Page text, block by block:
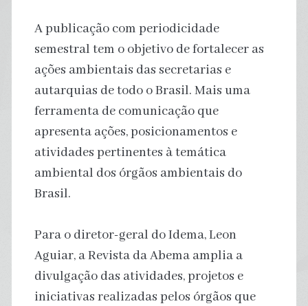
A publicação com periodicidade
semestral tem o objetivo de fortalecer as
ações ambientais das secretarias e
autarquias de todo o Brasil. Mais uma
ferramenta de comunicação que
apresenta ações, posicionamentos e
atividades pertinentes à temática
ambiental dos órgãos ambientais do
Brasil.
Para o diretor-geral do Idema, Leon
Aguiar, a Revista da Abema amplia a
divulgação das atividades, projetos e
iniciativas realizadas pelos órgãos que